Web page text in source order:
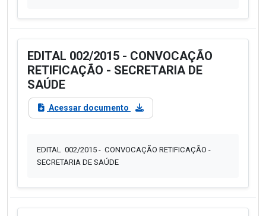
EDITAL 002/2015 - CONVOCAÇÃO
RETIFICAÇÃO - SECRETARIA DE
SAÚDE
Acessar documento
EDITAL 002/2015 - CONVOCAÇÃO RETIFICAÇÃO -
SECRETARIA DE SAÚDE